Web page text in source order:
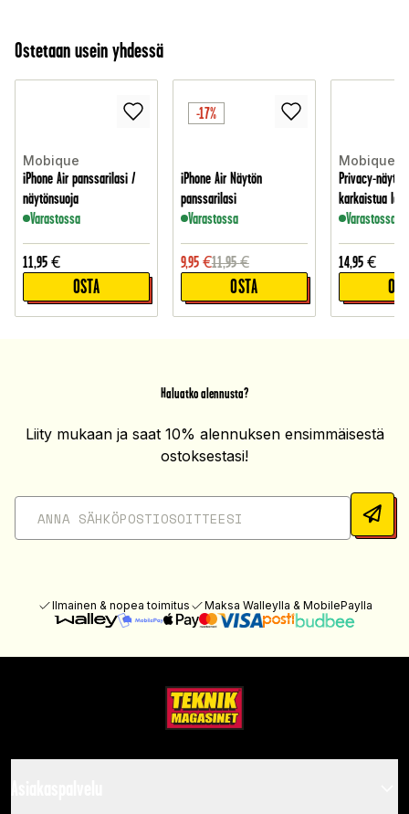
Ostetaan usein yhdessä
Mobique
iPhone Air panssarilasi /
näytönsuoja
Varastossa
11,95 €
OSTA
-17%
iPhone Air Näytön
panssarilasi
Varastossa
9,95 €11,95 €
OSTA
Mobique
Privacy-
karkaistua
Varastossa
14,95 €
Haluatko alennusta?
Liity mukaan ja saat 10% alennuksen ensimmäisestä
ostoksestasi!
Ilmainen & nopea toimitus Maksa Walleylla & MobilePaylla